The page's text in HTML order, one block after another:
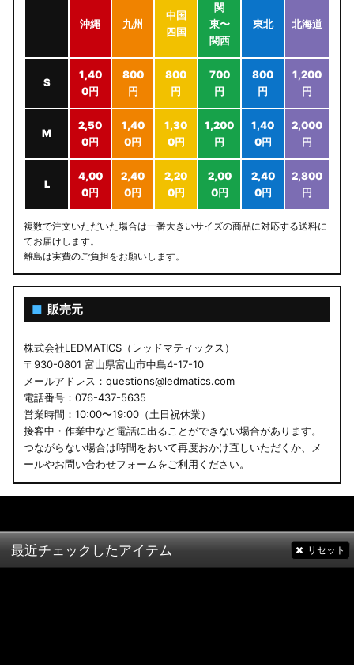
沖縄 九州
中国
四国
関
東〜
関西
東北 北海道
S
1,40
0円
800
円
800
円
700
円
800
円
1,200
円
M
2,50
0円
1,40
0円
1,30
0円
1,200
円
1,40
0円
2,000
円
L
4,00
0円
2,40
0円
2,20
0円
2,00
0円
2,40
0円
2,800
円
複数で注文いただいた場合は一番大きいサイズの商品に対応する送料に
てお届けします。
離島は実費のご負担をお願いします。
■ 販売元
株式会社LEDMATICS（レッドマティックス）
〒930-0801 富山県富山市中島4-17-10
メールアドレス：questions@ledmatics.com
電話番号：076-437-5635
営業時間：10:00〜19:00（土日祝休業）
接客中・作業中など電話に出ることができない場合があります。
つながらない場合は時間をおいて再度おかけ直しいただくか、メ
ールやお問い合わせフォームをご利用ください。
最近チェックしたアイテム リセット